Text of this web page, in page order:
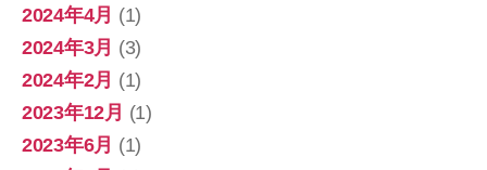
2024年4月 (1)
2024年3月 (3)
2024年2月 (1)
2023年12月 (1)
2023年6月 (1)